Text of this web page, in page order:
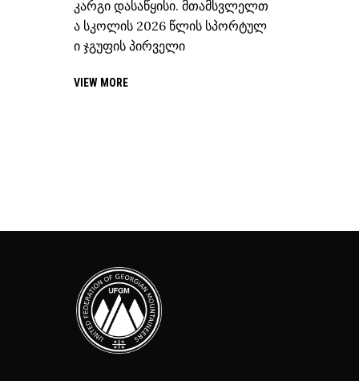
კარგი დასაწყისი. მთამსვლელთ
ა სკოლის 2026 წლის სპორტულ
ი ჯგუფის პირველი
VIEW MORE